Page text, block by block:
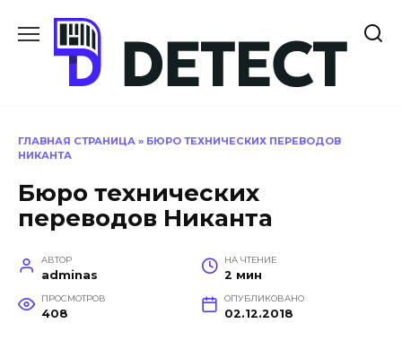
содержанию
ГЛАВНАЯ СТРАНИЦА » БЮРО ТЕХНИЧЕСКИХ ПЕРЕВОДОВ
НИКАНТА
Бюро технических
переводов Никанта
АВТОР
adminas
НА ЧТЕНИЕ
2 мин
ПРОСМОТРОВ
408
ОПУБЛИКОВАНО
02.12.2018